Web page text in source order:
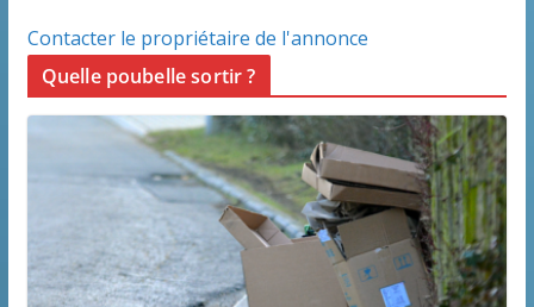
Contacter le propriétaire de l'annonce
Quelle poubelle sortir ?